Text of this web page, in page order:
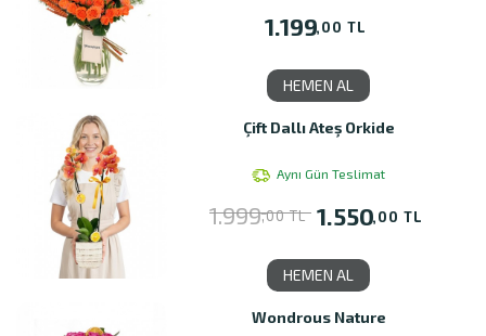
1.199,00 TL
HEMEN AL
Çift Dallı Ateş Orkide
Aynı Gün Teslimat
1.999,00 TL 1.550,00 TL
HEMEN AL
Wondrous Nature